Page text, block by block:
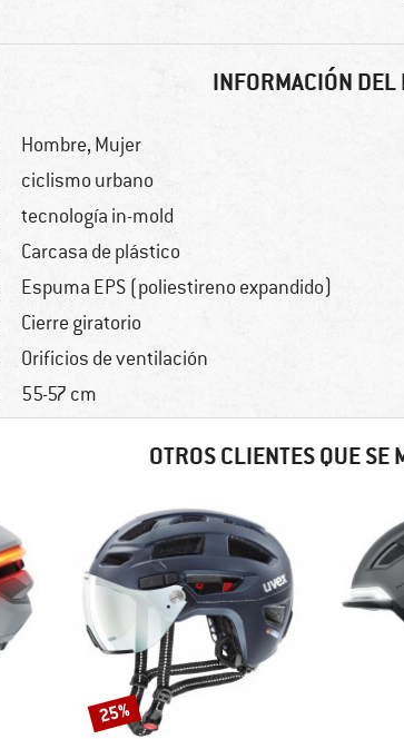
INFORMACIÓN DEL
Hombre, Mujer
ciclismo urbano
tecnología in-mold
Carcasa de plástico
Espuma EPS (poliestireno expandido)
Cierre giratorio
Orificios de ventilación
55-57 cm
OTROS CLIENTES QUE SE
Descuento
25%